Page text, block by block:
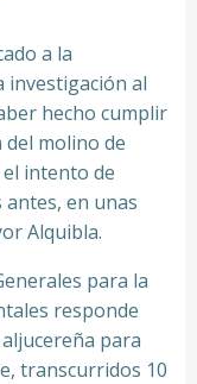
a la
investigación al
hecho cumplir
molino de
intento de
en unas
Alquibla.
para la
responde
para
transcurridos 10